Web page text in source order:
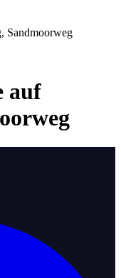
Sandmoorweg
auf